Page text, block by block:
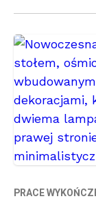
PRACE